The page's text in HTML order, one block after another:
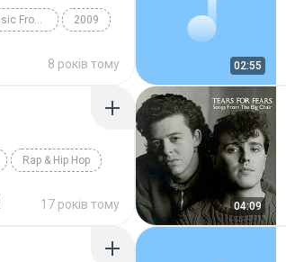
Songs Of Anarchy: Music From Sons Of Anarchy Seasons 1-4 2009
8 років тому 02:55
Rap & Hip Hop
17 років тому 04:09